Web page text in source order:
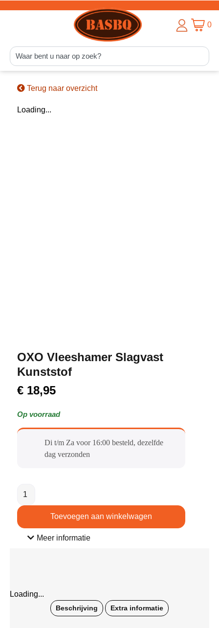
0
Terug naar overzicht
Loading...
OXO Vleeshamer Slagvast
Kunststof
€ 18,95
Op voorraad
Di t/m Za voor 16:00 besteld, dezelfde
dag verzonden​
Toevoegen aan winkelwagen
Meer informatie
Loading...
Beschrijving Extra informatie